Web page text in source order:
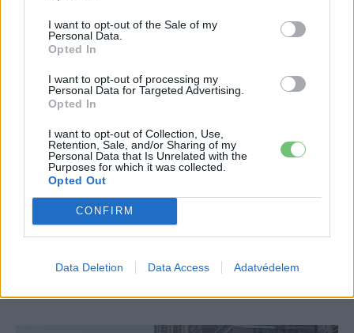
I want to opt-out of the Sale of my
Personal Data.
Opted In
I want to opt-out of processing my
Personal Data for Targeted Advertising.
Opted In
I want to opt-out of Collection, Use,
Retention, Sale, and/or Sharing of my
Personal Data that Is Unrelated with the
Purposes for which it was collected.
Opted Out
CONFIRM
Data Deletion Data Access Adatvédelem
NIO almárkája, az Onvo
2024-10-30
NIO
elektromos almárkája a Firefly